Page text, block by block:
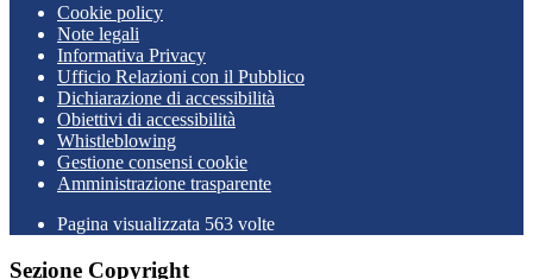
Cookie policy
Note legali
Informativa Privacy
Ufficio Relazioni con il Pubblico
Dichiarazione di accessibilità
Obiettivi di accessibilità
Whistleblowing
Gestione consensi cookie
Amministrazione trasparente
Pagina visualizzata 563 volte
Sezione Copyright